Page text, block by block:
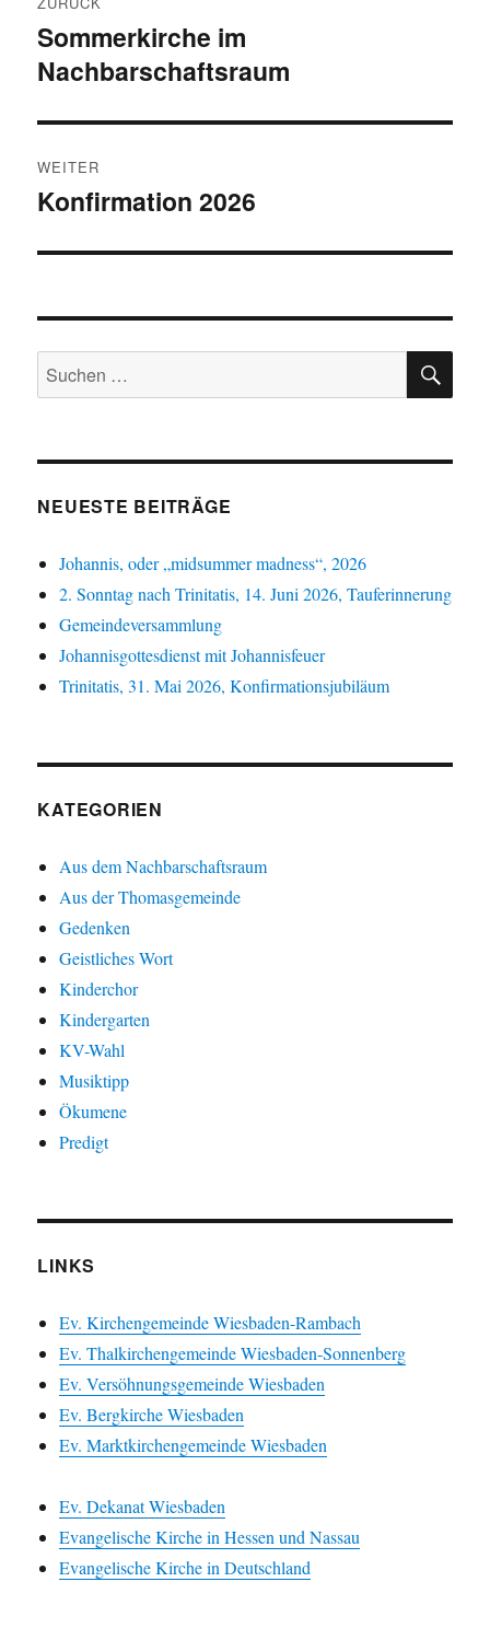
Vorheriger
Beitrag:
Sommerkirche im
Nachbarschaftsraum
WEITER
Nächster
Konfirmation 2026
Suchen
nach:
NEUESTE BEITRÄGE
Johannis, oder „midsummer madness“, 2026
2. Sonntag nach Trinitatis, 14. Juni 2026, Tauferinnerung
Gemeindeversammlung
Johannisgottesdienst mit Johannisfeuer
Trinitatis, 31. Mai 2026, Konfirmationsjubiläum
KATEGORIEN
Aus dem Nachbarschaftsraum
Aus der Thomasgemeinde
Gedenken
Geistliches Wort
Kinderchor
Kindergarten
KV-Wahl
Musiktipp
Ökumene
Predigt
LINKS
Ev. Kirchengemeinde Wiesbaden-Rambach
Ev. Thalkirchengemeinde Wiesbaden-Sonnenberg
Ev. Versöhnungsgemeinde Wiesbaden
Ev. Bergkirche Wiesbaden
Ev. Marktkirchengemeinde Wiesbaden
Ev. Dekanat Wiesbaden
Evangelische Kirche in Hessen und Nassau
Evangelische Kirche in Deutschland